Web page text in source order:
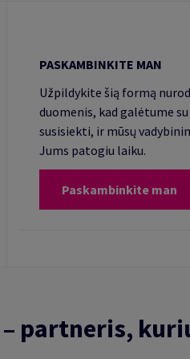
PASKAMBINKITE MAN
Užpildykite šią formą
duomenis, kad galėtume
susisiekti, ir mūsų
Jums patogiu laiku.
Paskambinkite man
partneris,